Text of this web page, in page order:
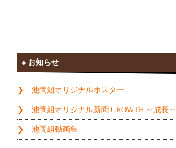
お知らせ
池間組オリジナルポスター
池間組オリジナル新聞 GROWTH ～成長～
池間組動画集